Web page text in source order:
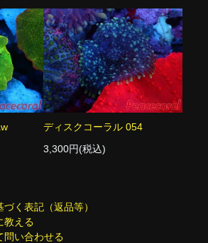
ディスクコーラル 054
3,300円(税込)
く表記（返品等）
教える
問い合わせる